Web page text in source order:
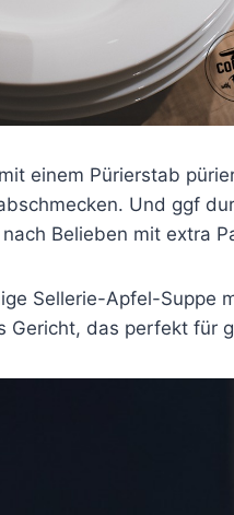
einem Pürierstab
Und ggf
Belieben mit extra
Sellerie-Apfel-Suppe
Gericht, das perfekt für